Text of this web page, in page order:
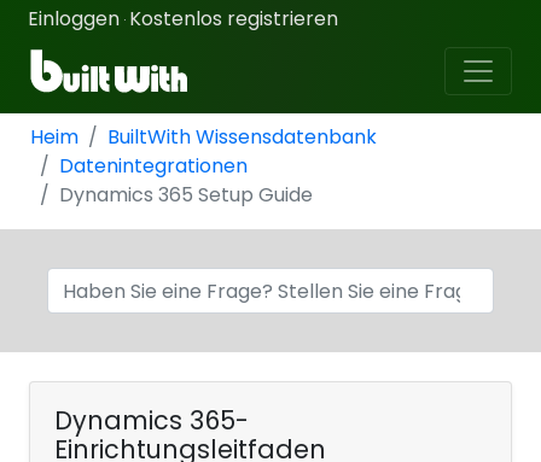
Einloggen · Kostenlos registrieren
Heim
BuiltWith Wissensdatenbank
Datenintegrationen
Dynamics 365 Setup Guide
Dynamics 365-
Einrichtungsleitfaden